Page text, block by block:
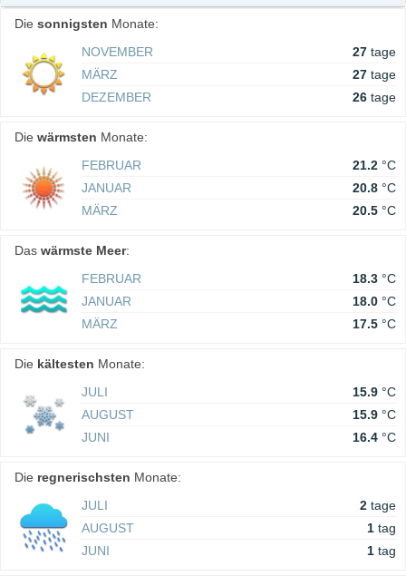
Die sonnigsten Monate:
NOVEMBER
27 tage
MÄRZ
27 tage
DEZEMBER
26 tage
Die wärmsten Monate:
FEBRUAR
21.2 °C
JANUAR
20.8 °C
MÄRZ
20.5 °C
Das wärmste Meer:
FEBRUAR
18.3 °C
JANUAR
18.0 °C
MÄRZ
17.5 °C
Die kältesten Monate:
JULI
15.9 °C
AUGUST
15.9 °C
JUNI
16.4 °C
Die regnerischsten Monate:
JULI
2 tage
AUGUST
1 tag
JUNI
1 tag